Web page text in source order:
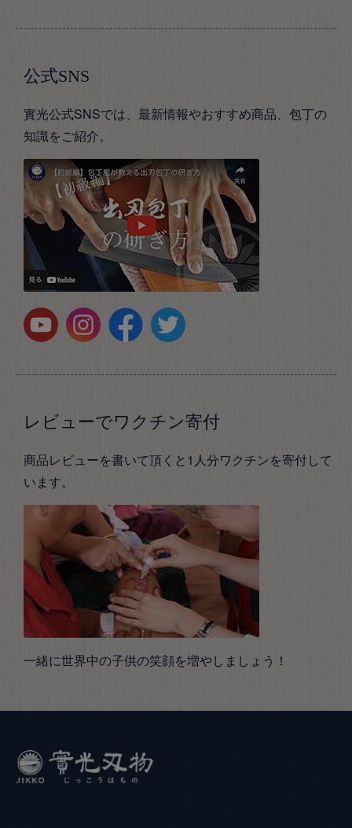
公式SNS
實光公式SNSでは、最新情報やおすすめ商品、包丁の
知識をご紹介。
レビューでワクチン寄付
商品レビューを書いて頂くと1人分ワクチンを寄付して
います。
一緒に世界中の子供の笑顔を増やしましょう！